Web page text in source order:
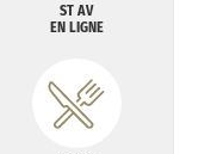
ST AV
EN LIGNE